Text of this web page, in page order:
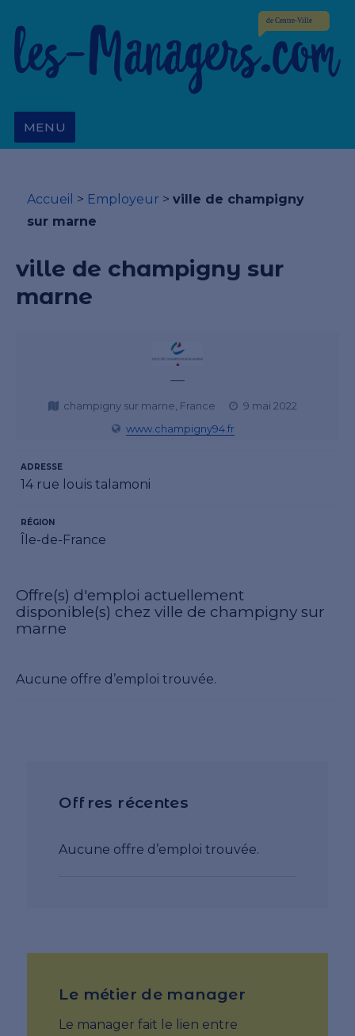
MENU
Accueil > Employeur >ville de champigny
sur marne
ville de champigny sur
marne
—
champigny sur marne, France
9 mai 2022
www.champigny94.fr
ADRESSE
14 rue louis talamoni
RÉGION
Île-de-France
Offre(s) d'emploi actuellement
disponible(s) chez ville de champigny sur
marne
Aucune offre d’emploi trouvée.
Offres récentes
Aucune offre d’emploi trouvée.
Le métier de manager
Le manager fait le lien entre